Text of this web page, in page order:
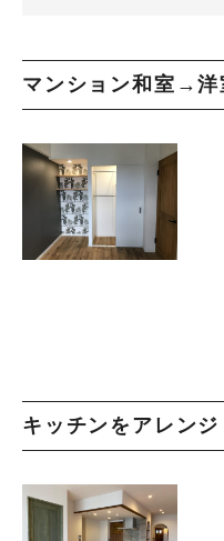
マンション和室→洋
キッチンをアレン